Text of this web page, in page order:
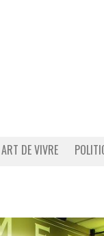
ART DE VIVRE